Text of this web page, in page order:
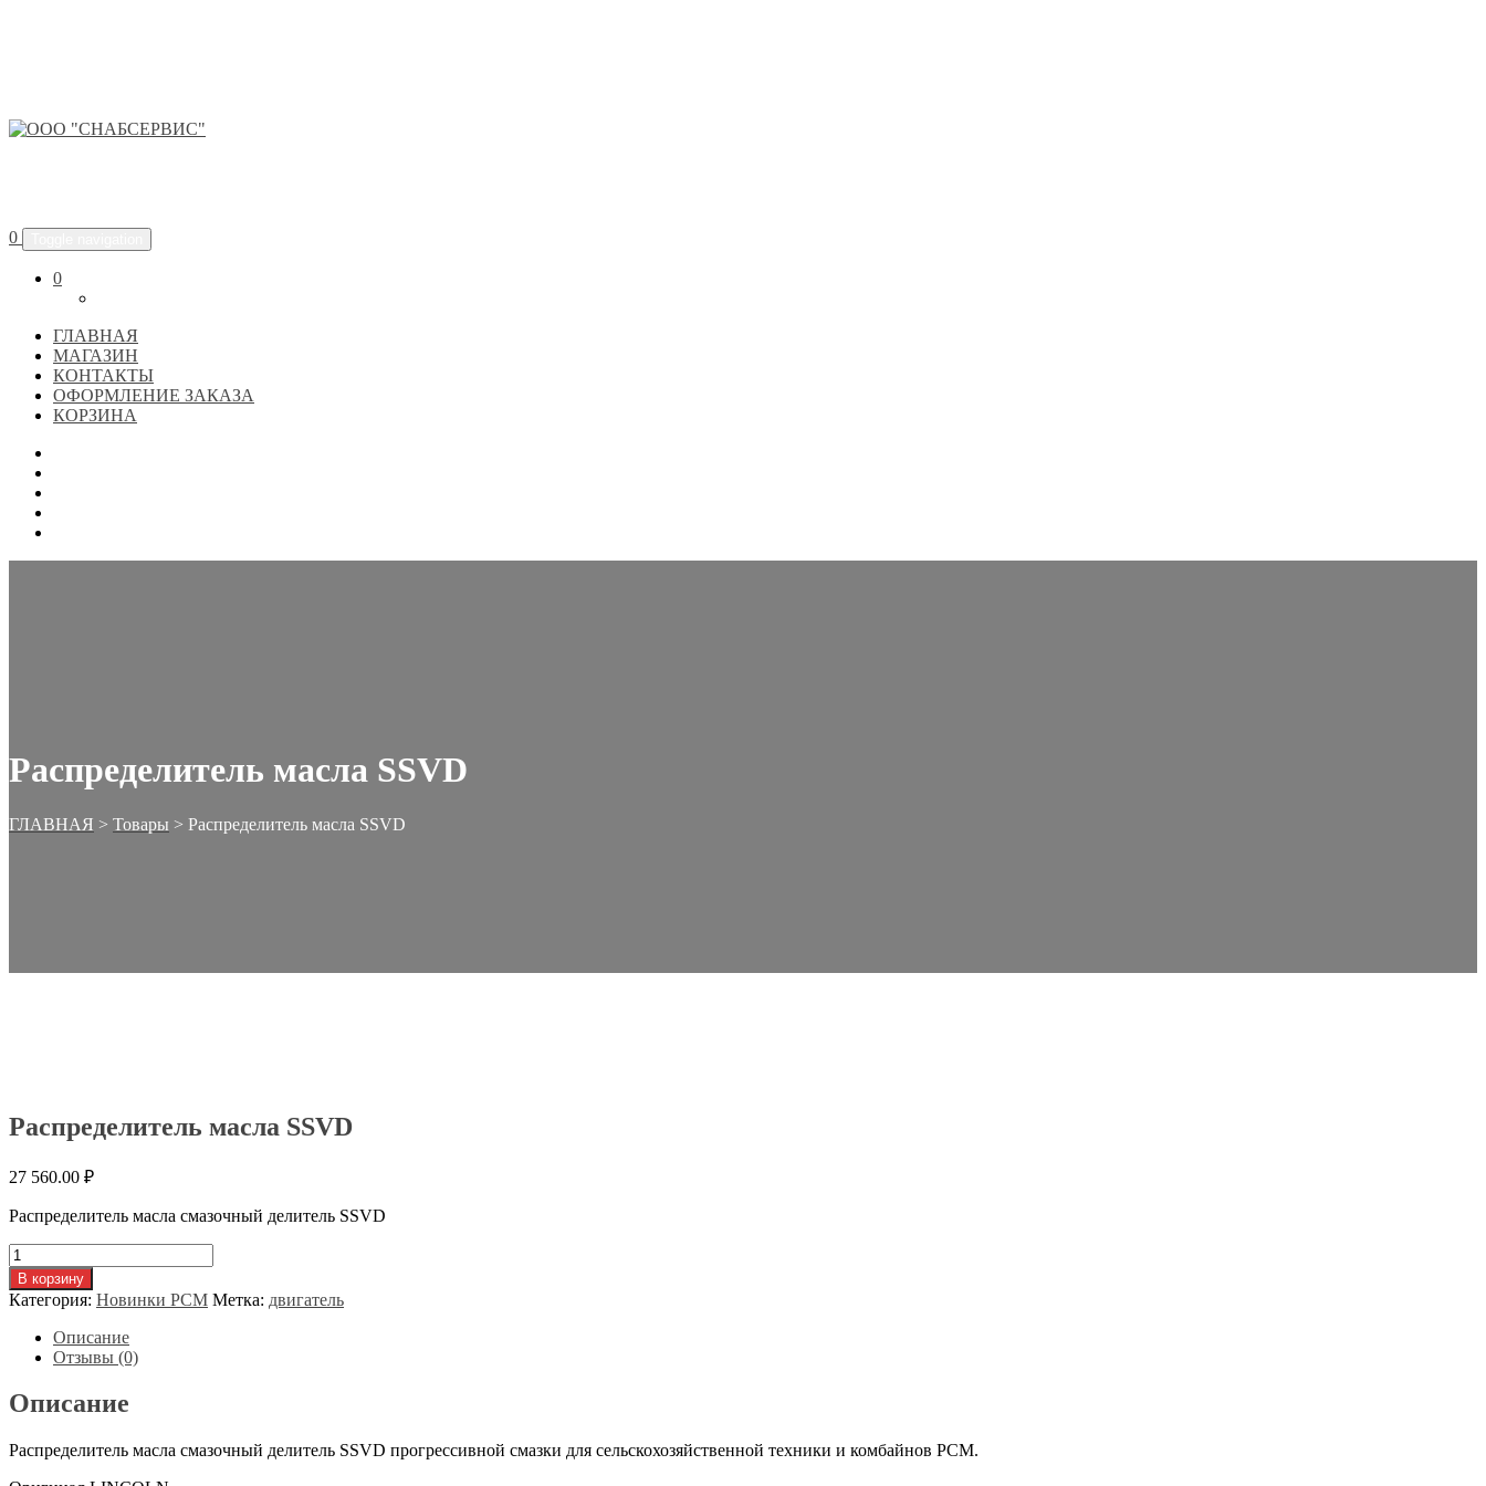
0
0
ГЛАВНАЯ
МАГАЗИН
КОНТАКТЫ
ОФОРМЛЕНИЕ ЗАКАЗА
КОРЗИНА
Распределитель масла SSVD
ГЛАВНАЯ > Товары > Распределитель масла SSVD
Распределитель масла SSVD
27 560.00 ₽
Распределитель масла смазочный делитель SSVD
Количество
товара
Распределитель
масла
SSVD
В корзину
Категория: Новинки РСМ Метка: двигатель
Описание
Отзывы (0)
Описание
Распределитель масла смазочный делитель SSVD прогрессивной смазки для сельскохозяйственной техники и комбайнов РСМ.